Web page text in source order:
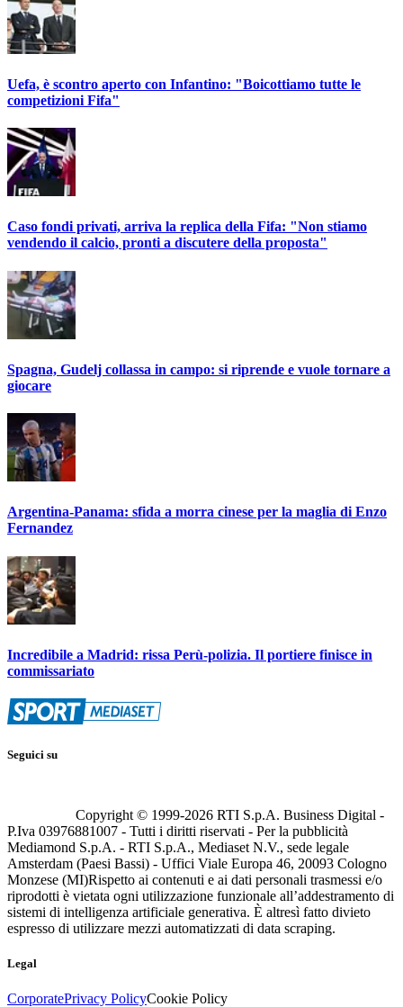
Uefa, è scontro aperto con Infantino: "Boicottiamo tutte le
competizioni Fifa"
Caso fondi privati, arriva la replica della Fifa: "Non stiamo
vendendo il calcio, pronti a discutere della proposta"
Spagna, Gudelj collassa in campo: si riprende e vuole tornare a
giocare
Argentina-Panama: sfida a morra cinese per la maglia di Enzo
Fernandez
Incredibile a Madrid: rissa Perù-polizia. Il portiere finisce in
commissariato
Seguici su
Copyright © 1999-2026 RTI S.p.A. Business Digital -
P.Iva 03976881007 - Tutti i diritti riservati - Per la pubblicità
Mediamond S.p.A. - RTI S.p.A., Mediaset N.V., sede legale
Amsterdam (Paesi Bassi) - Uffici Viale Europa 46, 20093 Cologno
Monzese (MI)Rispetto ai contenuti e ai dati personali trasmessi e/o
riprodotti è vietata ogni utilizzazione funzionale all’addestramento di
sistemi di intelligenza artificiale generativa. È altresì fatto divieto
espresso di utilizzare mezzi automatizzati di data scraping.
Legal
CorporatePrivacy PolicyCookie Policy